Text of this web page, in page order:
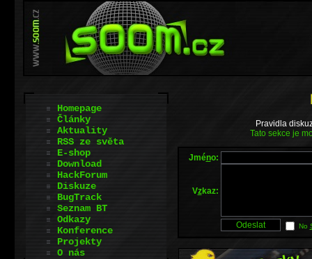
Pravidla
Tato sekce je
Jméno:
Vzkaz:
No
Homepage
Články
Aktuality
RSS ze světa
E-shop
Download
HackForum
Diskuze
BugTrack
Seznam BT
Odkazy
Konference
Projekty
O nás